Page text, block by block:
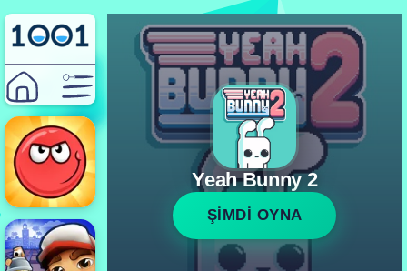
Yeah Bunny 2
ŞİMDİ OYNA